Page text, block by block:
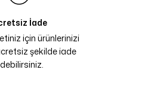
İade
için ürünlerinizi
şekilde iade